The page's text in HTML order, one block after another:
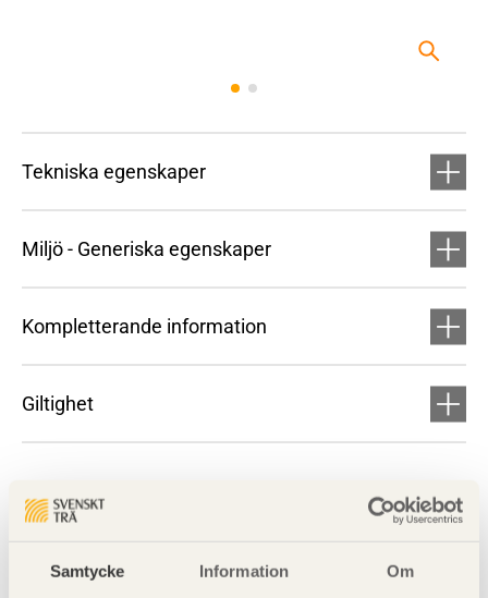
Samtycke Information Om
Tekniska egenskaper
Miljö - Generiska egenskaper
Kompletterande information
Giltighet